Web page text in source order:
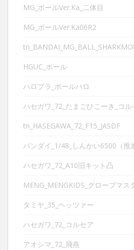
MG_ボールVer.Ka_二体目
MG_ボールVer.Ka06R2
HGUC_ボール
ハロプラ_ボールハロ
ハセガワ_72_たまごひこーき_コル
tn_HASEGAWA_72_F15_JASDF
バンダイ_1/48_しんかい6500（推
ハセガワ_72_A10旧キット凸
MENG_MENGKIDS_グローブマス
タミヤ_35_ヘッツァー
ハセガワ_72_コルセア
アオシマ_72_飛燕